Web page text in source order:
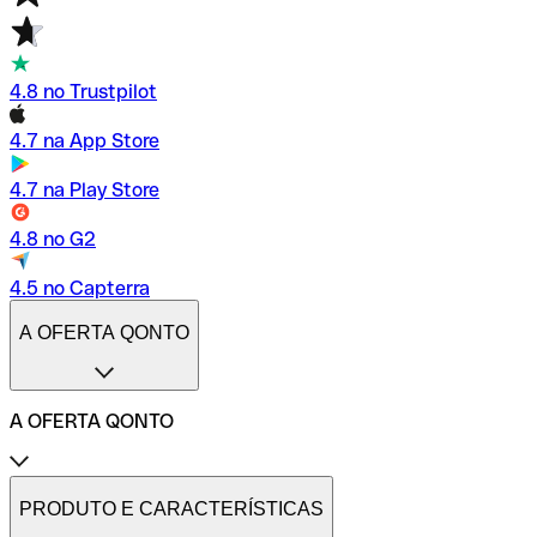
4.8 no Trustpilot
4.7 na App Store
4.7 na Play Store
4.8 no G2
4.5 no Capterra
A OFERTA QONTO
A OFERTA QONTO
Tarifas
Conta profissional online
PRODUTO E CARACTERÍSTICAS